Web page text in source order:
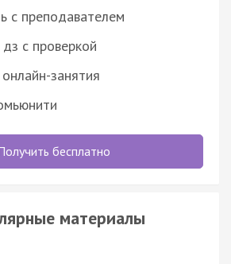
с преподавателем
с проверкой
занятия
бесплатно
материалы